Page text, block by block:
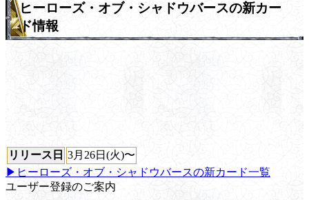
ヒーローズ・オブ・シャドウバースの新カー
ド情報
リリース日 3月26日(火)〜
▶ヒーローズ・オブ・シャドウバースの新カード一覧
ユーザー登録のご案内